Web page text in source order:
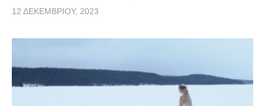
12 ΔΕΚΕΜΒΡΊΟΥ, 2023